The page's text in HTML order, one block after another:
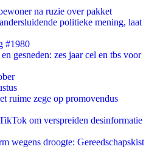
na ruzie over pakket
politieke mening, laat
#1980
gesneden: zes jaar cel en tbs voor
ruime zege op promovendus
om verspreiden desinformatie
wegens droogte: Gereedschapskist